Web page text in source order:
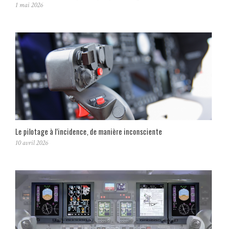
1 mai 2026
Le pilotage à l’incidence, de manière inconsciente
10 avril 2026